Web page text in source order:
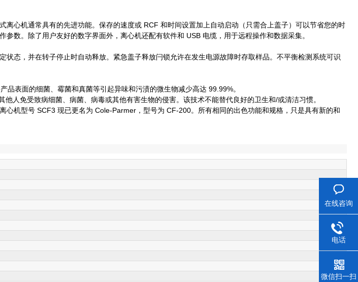
离心机通常具有的先进功能。保存的速度或 RCF 和时间设置加上自动启动（只需合上盖子）可以节省您的时
参数。除了用户友好的数字界面外，离心机还配有软件和 USB 电缆，用于远程操作和数据采集。
状态，并在转子停止时自动释放。紧急盖子释放闩锁允许在发生电源故障时存取样品。不平衡检测系统可识
品表面的细菌、霉菌和真菌等引起异味和污渍的微生物减少高达 99.99%。
人免受致病细菌、病菌、病毒或其他有害生物的侵害。该技术不能替代良好的卫生和/或清洁习惯。
心机型号 SCF3 现已更名为 Cole-Parmer，型号为 CF-200。所有相同的出色功能和规格，只是具有新的和
在线咨询
电话
微信扫一扫